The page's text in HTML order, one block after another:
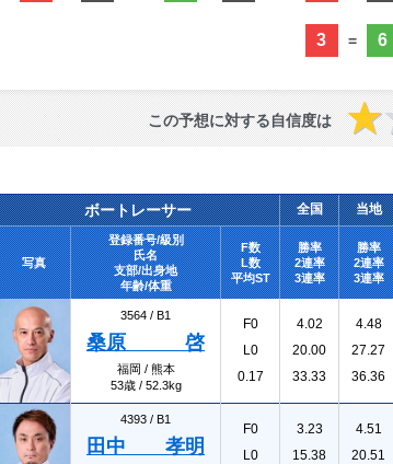
3 = 6
この予想に対する自信度は
ボートレーサー 全国 当地
写真
登録番号/級別
氏名
支部/出身地
年齢/体重
F数
L数
平均ST
勝率
2連率
3連率
勝率
2連率
3連率
3564 / B1
桑原 啓
福岡 / 熊本
53歳 / 52.3kg
F0
L0
0.17
4.02
20.00
33.33
4.48
27.27
36.36
4393 / B1
田中 孝明
F0
L0
3.23
15.38
4.51
20.51